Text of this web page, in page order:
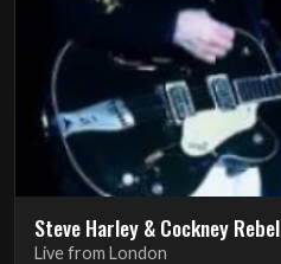
Steve Harley & Cockney Rebel
Live from London